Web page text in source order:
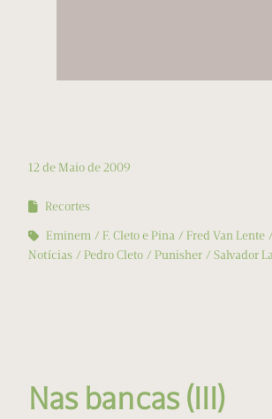
12 de Maio de 2009
Recortes
Eminem
F. Cleto e Pina Fred Van Lente
Notícias
Pedro Cleto Punisher Salvador
Nas bancas (III)